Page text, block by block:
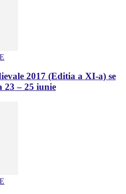
2017 (Editia a XI-a) se
23 – 25 iunie